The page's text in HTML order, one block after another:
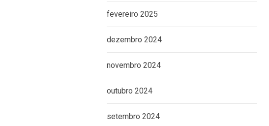
fevereiro 2025
dezembro 2024
novembro 2024
outubro 2024
setembro 2024